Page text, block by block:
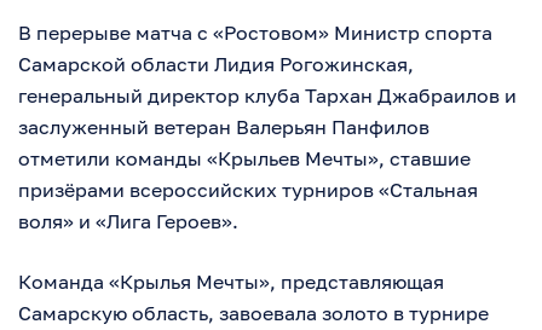
В перерыве матча с «Ростовом» Министр спорта
Самарской области Лидия Рогожинская,
генеральный директор клуба Тархан Джабраилов и
заслуженный ветеран Валерьян Панфилов
отметили команды «Крыльев Мечты», ставшие
призёрами всероссийских турниров «Стальная
воля» и «Лига Героев».
Команда «Крылья Мечты», представляющая
Самарскую область, завоевала золото в турнире